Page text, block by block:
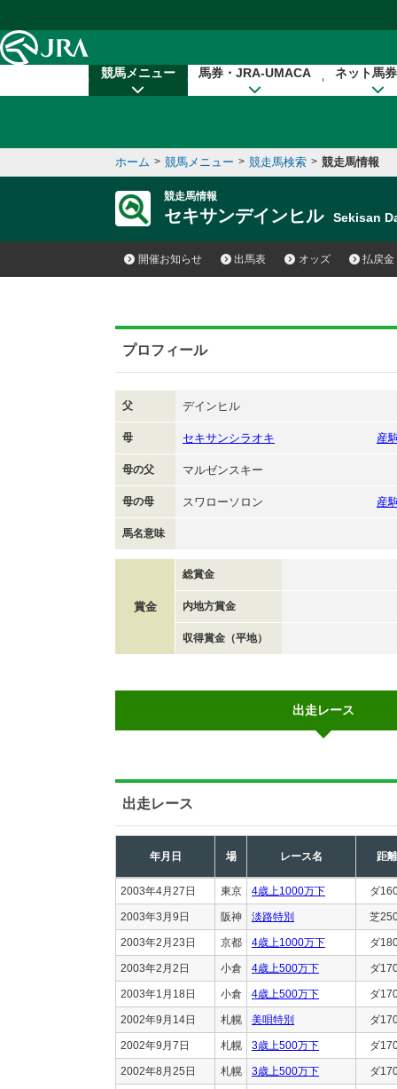
競馬メニュー 馬券・JRA-UMACA ネット馬
ホーム > 競馬メニュー > 競走馬検索 > 競走馬情報
競走馬情報
セキサンデインヒル Sekisan
開催お知らせ 出馬表 オッズ 払戻金
プロフィール
父 デインヒル
母 セキサンシラオキ 産
母の父 マルゼンスキー
母の母 スワローソロン 産
馬名意味
賞金
総賞金
内地方賞金
収得賞金（平地）
出走レース
出走レース
年月日 場 レース名 距離
2003年4月27日 東京 4歳上1000万下 ダ
2003年3月9日 阪神 淡路特別 芝
2003年2月23日 京都 4歳上1000万下 ダ
2003年2月2日 小倉 4歳上500万下 ダ
2003年1月18日 小倉 4歳上500万下 ダ
2002年9月14日 札幌 美唄特別 ダ
2002年9月7日 札幌 3歳上500万下 ダ
2002年8月25日 札幌 3歳上500万下 ダ